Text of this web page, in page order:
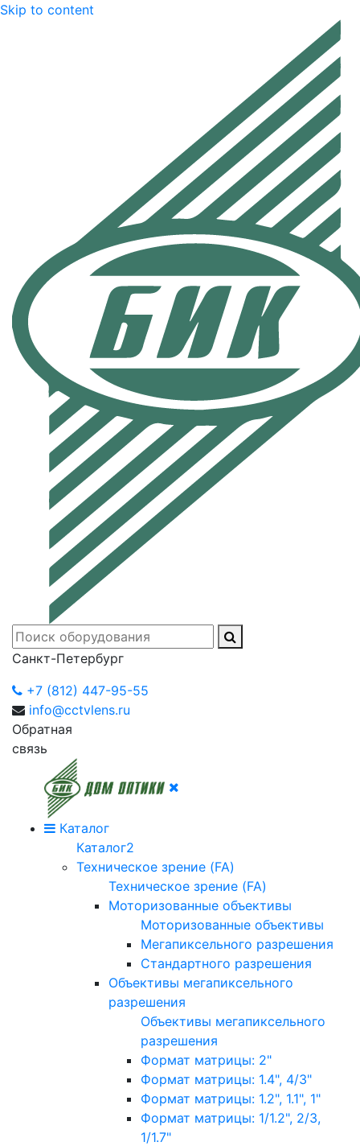
Skip to content
Санкт-Петербург
+7 (812) 447-95-55
info@cctvlens.ru
Обратная
связь
Каталог
Каталог2
Техническое зрение (FA)
Техническое зрение (FA)
Моторизованные объективы
Моторизованные объективы
Мегапиксельного разрешения
Стандартного разрешения
Объективы мегапиксельного
разрешения
Объективы мегапиксельного
разрешения
Формат матрицы: 2"
Формат матрицы: 1.4", 4/3"
Формат матрицы: 1.2", 1.1", 1"
Формат матрицы: 1/1.2", 2/3,
1/1.7"